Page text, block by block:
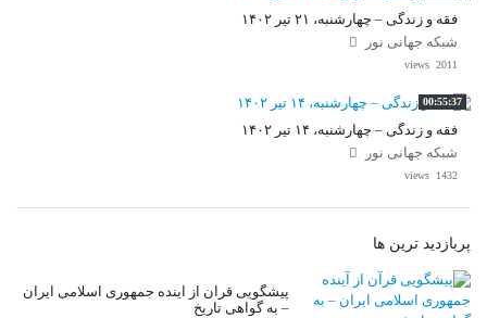
فقه و زندگی – چهارشنبه، ۲۱ تیر ۱۴۰۲
شبکه جهانی نور
2011 views
00:55:37
فقه و زندگی – چهارشنبه، ۱۴ تیر ۱۴۰۲
شبکه جهانی نور
1432 views
پربازدید ترین ها
پیشگویی قرآن از آینده جمهوری اسلامی ایران
– به گواهی تاریخ